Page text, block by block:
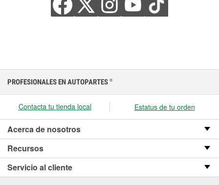
PROFESIONALES EN AUTOPARTES ®
Contacta tu tienda local Estatus de tu orden
Acerca de nosotros
Recursos
Servicio al cliente